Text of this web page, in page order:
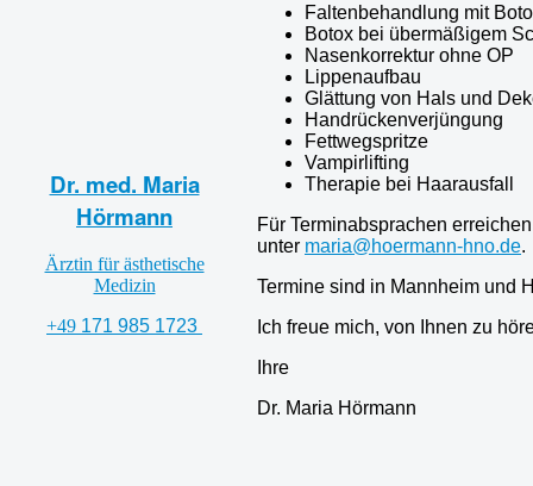
Dr. med. Maria
Hörmann
Ärztin für ästhetische
Medizin
+49 171 985 1723
Faltenbehandlung mit
Botox bei übermäßigem
Nasenkorrektur ohne OP
Lippenaufbau
Glättung von Hals und
Handrückenverjüngung
Fettwegspritze
Vampirlifting
Therapie bei Haarausfall
Für Terminabsprachen
unter maria@hoermann-hno.de.
Termine sind in Mannheim und
Ich freue mich, von Ihnen zu
Ihre
Dr. Maria Hörmann